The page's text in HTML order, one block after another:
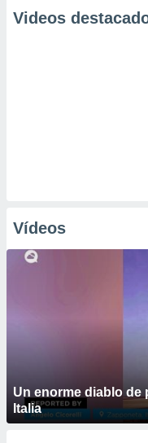
Videos
Vídeos
Un enorme diablo de
Italia